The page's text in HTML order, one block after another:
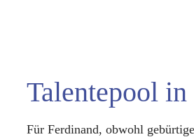
Talentepool
Für Ferdinand, obwohl